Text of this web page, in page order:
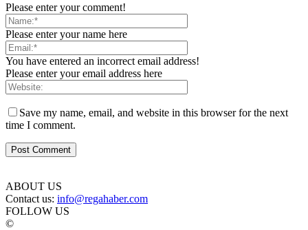
Please enter your comment!
Please enter your name here
You have entered an incorrect email address!
Please enter your email address here
Save my name, email, and website in this browser for the next
time I comment.
ABOUT US
Contact us: info@regahaber.com
FOLLOW US
©